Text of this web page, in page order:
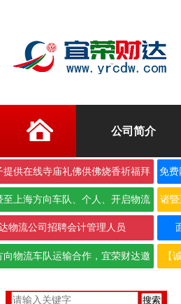
公司简介
提供在线寺庙礼佛供佛烧香祈福拜
佛
免费
至上海方向车队、个人、开启物流
合作···
诸
物流公司招聘会计管理人员
物流车队运输合作，宜荣财达邀 【
搜索